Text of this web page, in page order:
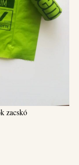
zacskó